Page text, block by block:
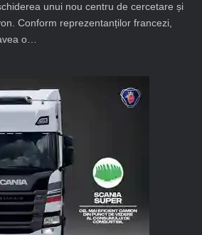
unui nou centru de cercetare și
Conform reprezentanților francezi,
o…